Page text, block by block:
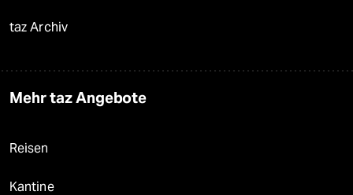
taz Archiv
Mehr taz Angebote
Reisen
Kantine